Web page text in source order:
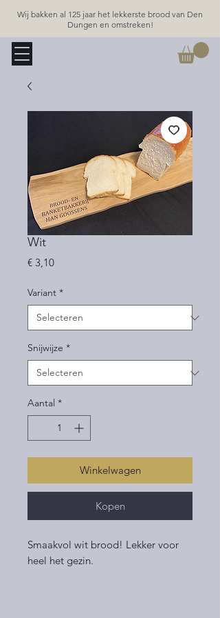
Wij bakken al 125 jaar het lekkerste brood van Den
Dungen en omstreken!
Wit
€ 3,10Prijs
Variant *
Snijwijze *
Aantal *
Winkelwagen
Kopen
Smaakvol wit brood! Lekker voor
heel het gezin.